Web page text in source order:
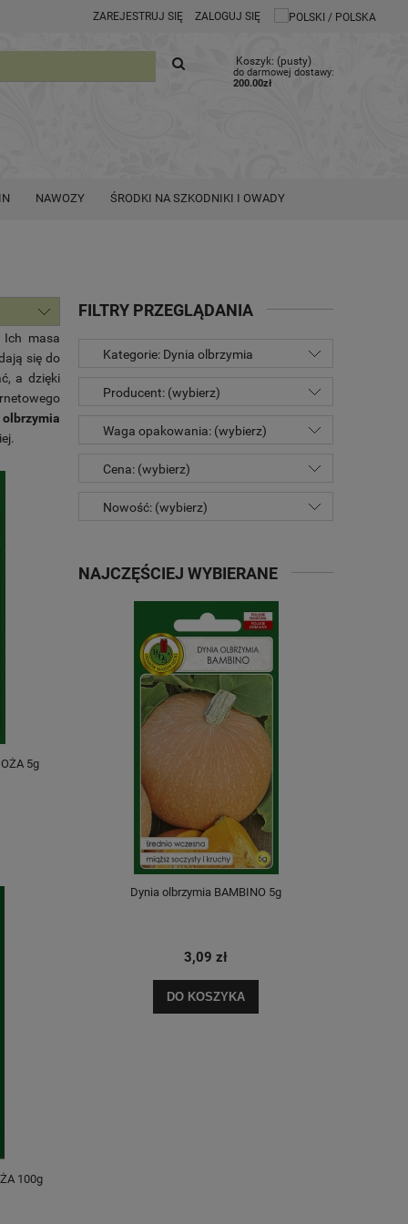
ZAREJESTRUJ SIĘ ZALOGUJ SIĘ
Koszyk: (pusty)
do darmowej dostawy:
200.00zł
NAWOZY ŚRODKI NA SZKODNIKI I OWADY
masa
się do
a dzięki
5g
100g
FILTRY PRZEGLĄDANIA
Kategorie: Dynia olbrzymia
Producent: (wybierz)
Waga opakowania: (wybierz)
Cena: (wybierz)
Nowość: (wybierz)
NAJCZĘŚCIEJ WYBIERANE
Dynia olbrzymia BAMBINO 5g
3,09 zł
DO KOSZYKA